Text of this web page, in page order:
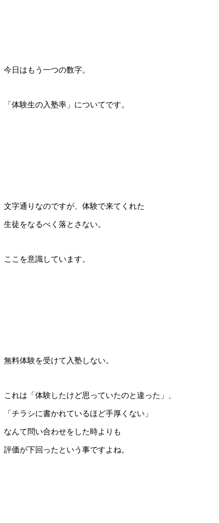
今日はもう一つの数字。
「体験生の入塾率」についてです。
文字通りなのですが、体験で来てくれた
生徒をなるべく落とさない。
ここを意識しています。
無料体験を受けて入塾しない。
これは「体験したけど思っていたのと違った」、
「チラシに書かれているほど手厚くない」
なんて問い合わせをした時よりも
評価が下回ったという事ですよね。